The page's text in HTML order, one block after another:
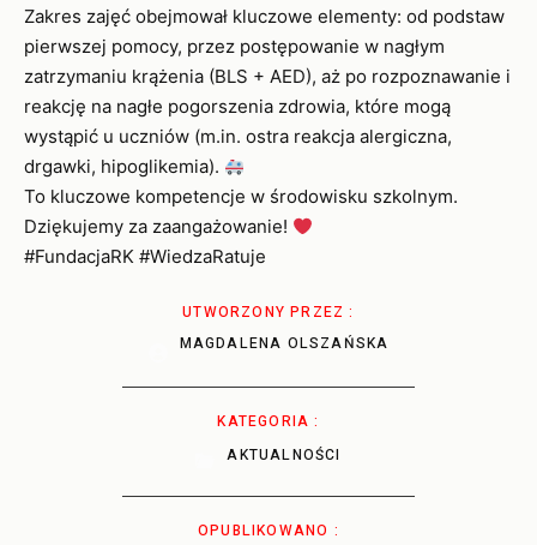
UTWORZONY PRZEZ :
MAGDALENA OLSZAŃSKA
KATEGORIA :
AKTUALNOŚCI
OPUBLIKOWANO :
Zakres zajęć obejmował kluczowe elementy: od podstaw
pierwszej pomocy, przez postępowanie w nagłym
zatrzymaniu krążenia (BLS + AED), aż po rozpoznawanie i
reakcję na nagłe pogorszenia zdrowia, które mogą
wystąpić u uczniów (m.in. ostra reakcja alergiczna,
drgawki, hipoglikemia).
To kluczowe kompetencje w środowisku szkolnym.
Dziękujemy za zaangażowanie!
#FundacjaRK #WiedzaRatuje